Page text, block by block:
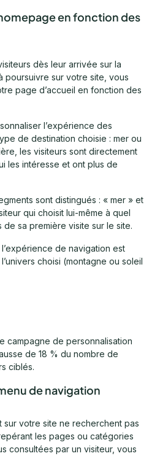
en fonction des
dès leur arrivée sur la
poursuivre sur votre site, vous
page d’accueil en fonction des
l’expérience des
de destination choisie : mer ou
les visiteurs sont directement
les intéresse et ont plus de
sont distingués : « mer » et
qui choisit lui-même à quel
de sa première visite sur le site.
l’expérience de navigation est
choisi (montagne ou soleil
campagne de personnalisation
de 18 % du nombre de
ciblés.
de navigation
sur votre site ne recherchent pas
les pages ou catégories
consultées par un visiteur, vous